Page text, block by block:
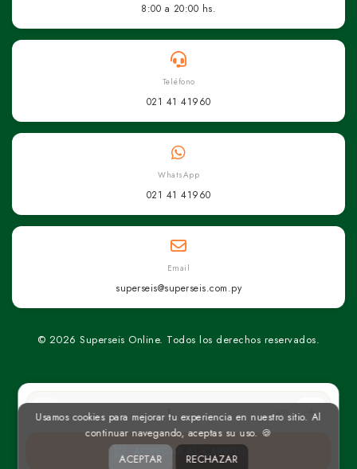
un
AGREGAR AL CARRITO
8:00 a 20:00 hs.
Teléfono
021 41 41960
WhatsApp
021 41 41960
Email
superseis@superseis.com.py
© 2026 Superseis Online. Todos los derechos reservados.
Usamos cookies para mejorar tu experiencia en nuestro sitio. Al
continuar navegando, aceptas su uso. 🍪
ACEPTAR RECHAZAR